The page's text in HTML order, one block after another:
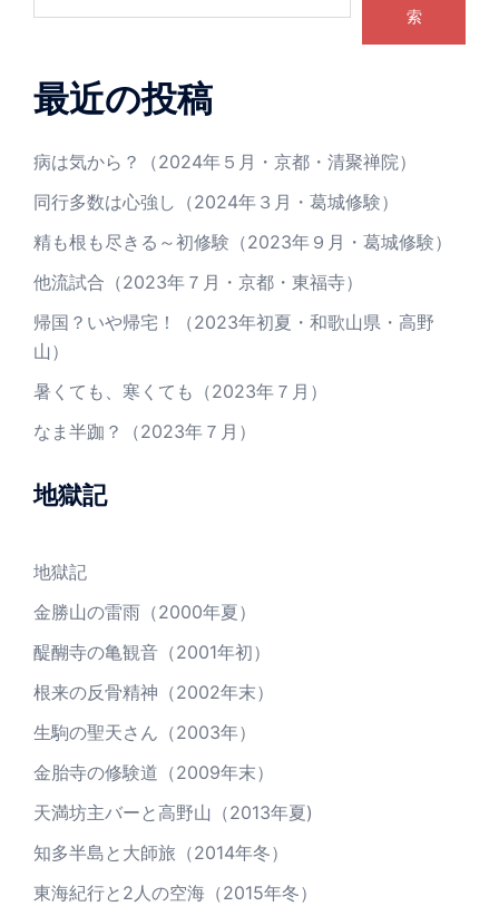
索
最近の投稿
病は気から？（2024年５月・京都・清聚禅院）
同行多数は心強し（2024年３月・葛城修験）
精も根も尽きる～初修験（2023年９月・葛城修験）
他流試合（2023年７月・京都・東福寺）
帰国？いや帰宅！（2023年初夏・和歌山県・高野
山）
暑くても、寒くても（2023年７月）
なま半跏？（2023年７月）
地獄記
地獄記
金勝山の雷雨（2000年夏）
醍醐寺の亀観音（2001年初）
根来の反骨精神（2002年末）
生駒の聖天さん（2003年）
金胎寺の修験道（2009年末）
天満坊主バーと高野山（2013年夏)
知多半島と大師旅（2014年冬）
東海紀行と2人の空海（2015年冬）